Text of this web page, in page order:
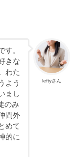
leftyさん
す。
きな
わた
よう
まし
のみ
間外
めて
的に